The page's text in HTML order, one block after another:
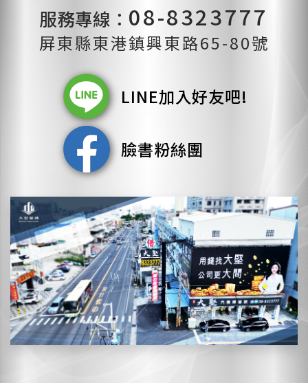
服務專線： 08-8323777
屏東縣東港鎮興東路65-80號
LINE加入好友吧!
臉書粉絲團